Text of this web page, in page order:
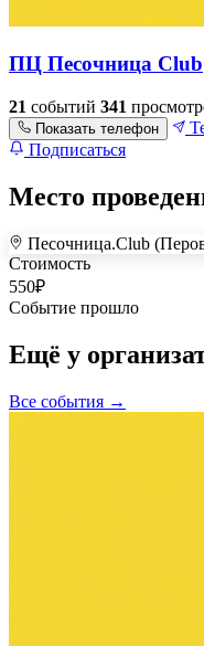
ПЦ Песочница Club
21 событий 341
Показать телефон
Подписаться
Место
+
–
Песочница.Club
Стоимость
550₽
Событие прошло
Ещё у
Все события →